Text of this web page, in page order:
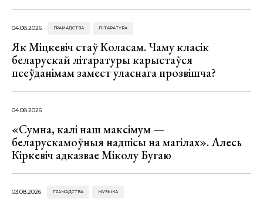
04.08.2026 ГРАМАДСТВА ЛІТАРАТУРА
Як Міцкевіч стаў Коласам. Чаму класік
беларускай літаратуры карыстаўся
псеўданімам замест уласнага прозвішча?
04.08.2026
«Сумна, калі наш максімум —
беларускамоўныя надпісы на магілах». Алесь
Кіркевіч адказвае Міколу Бугаю
03.08.2026 ГРАМАДСТВА МУЗЫКА